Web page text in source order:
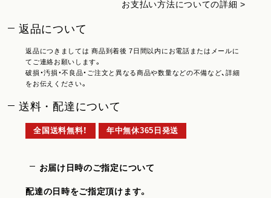
お支払い方法についての詳細 >
返品について
返品につきましては 商品到着後 7日間以内にお電話またはメールに
てご連絡お願いします。
破損・汚損・不良品・ご注文と異なる商品や数量などの不備など、詳細
をお伝えください。
送料・配達について
全国送料無料！ 年中無休365日発送
お届け日時のご指定について
配達の日時をご指定頂けます。